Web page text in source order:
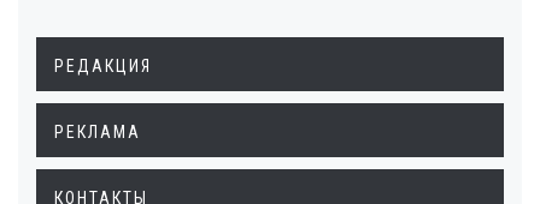
РЕДАКЦИЯ
РЕКЛАМА
КОНТАКТЫ